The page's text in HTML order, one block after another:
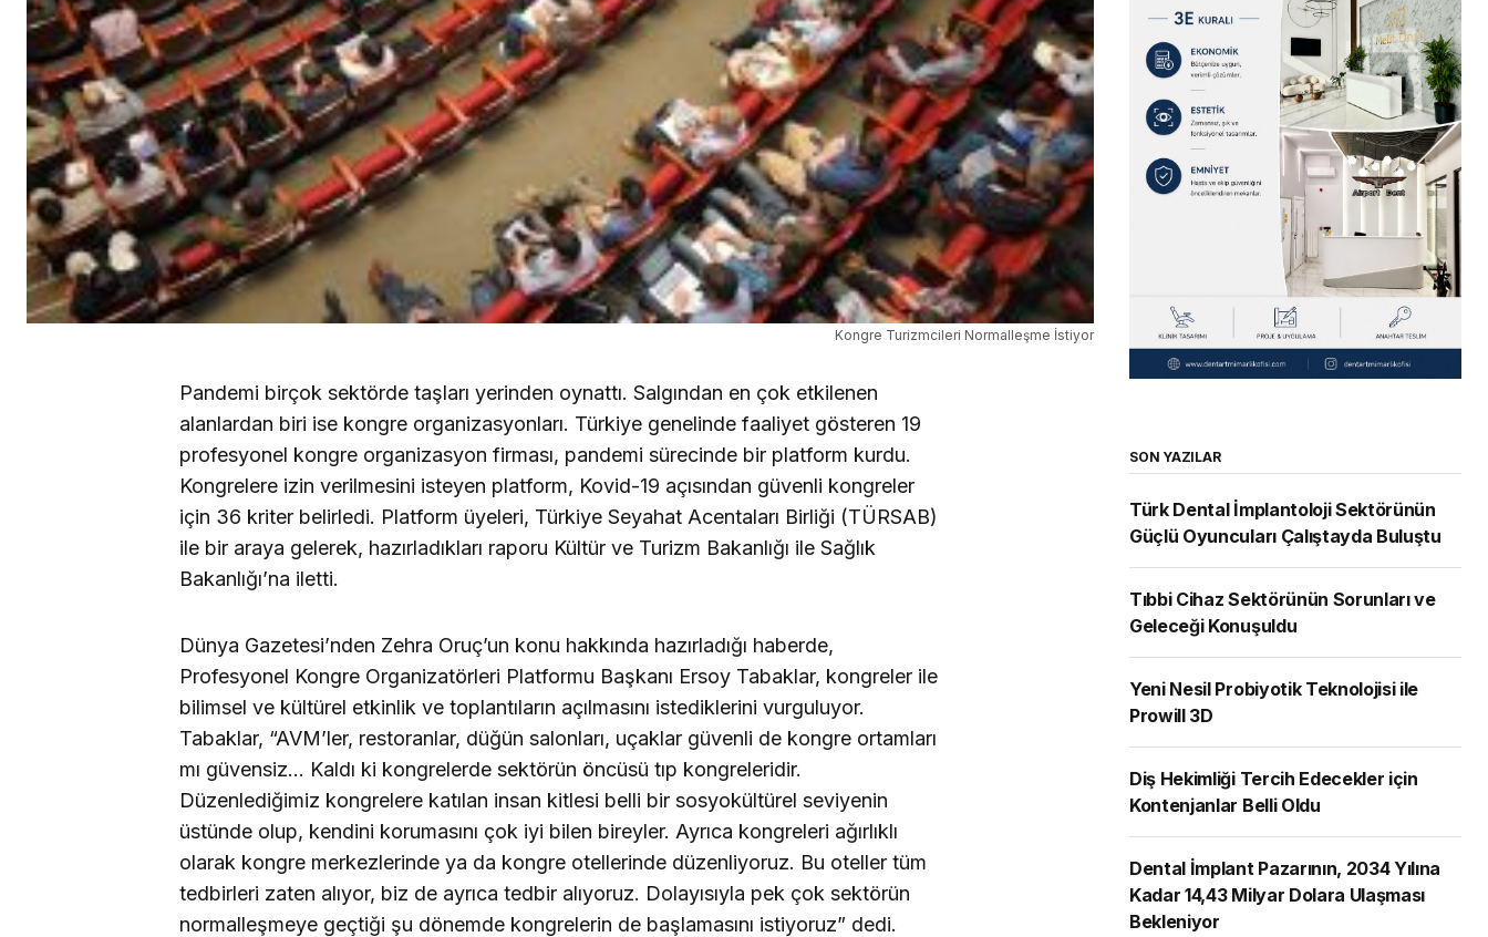
Kongre Turizmcileri Normalleşme İstiyor
Pandemi birçok sektörde taşları yerinden oynattı. Salgından en çok etkilenen
alanlardan biri ise kongre organizasyonları. Türkiye genelinde faaliyet gösteren 19
profesyonel kongre organizasyon firması, pandemi sürecinde bir platform kurdu.
Kongrelere izin verilmesini isteyen platform, Kovid-19 açısından güvenli kongreler
için 36 kriter belirledi. Platform üyeleri, Türkiye Seyahat Acentaları Birliği (TÜRSAB)
ile bir araya gelerek, hazırladıkları raporu Kültür ve Turizm Bakanlığı ile Sağlık
Bakanlığı’na iletti.
Dünya Gazetesi’nden Zehra Oruç’un konu hakkında hazırladığı haberde,
Profesyonel Kongre Organizatörleri Platformu Başkanı Ersoy Tabaklar, kongreler ile
bilimsel ve kültürel etkinlik ve toplantıların açılmasını istediklerini vurguluyor.
Tabaklar, “AVM’ler, restoranlar, düğün salonları, uçaklar güvenli de kongre ortamları
mı güvensiz… Kaldı ki kongrelerde sektörün öncüsü tıp kongreleridir.
Düzenlediğimiz kongrelere katılan insan kitlesi belli bir sosyokültürel seviyenin
üstünde olup, kendini korumasını çok iyi bilen bireyler. Ayrıca kongreleri ağırlıklı
olarak kongre merkezlerinde ya da kongre otellerinde düzenliyoruz. Bu oteller tüm
tedbirleri zaten alıyor, biz de ayrıca tedbir alıyoruz. Dolayısıyla pek çok sektörün
normalleşmeye geçtiği şu dönemde kongrelerin de başlamasını istiyoruz” dedi.
SON YAZILAR
Türk Dental İmplantoloji Sektörünün
Güçlü Oyuncuları Çalıştayda Buluştu
Tıbbi Cihaz Sektörünün Sorunları ve
Geleceği Konuşuldu
Yeni Nesil Probiyotik Teknolojisi ile
Prowill 3D
Diş Hekimliği Tercih Edecekler için
Kontenjanlar Belli Oldu
Dental İmplant Pazarının, 2034 Yılına
Kadar 14,43 Milyar Dolara Ulaşması
Bekleniyor